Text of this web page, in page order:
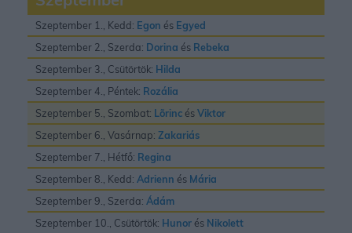
Szeptember 1., Kedd: Egon és Egyed
Szeptember 2., Szerda: Dorina és Rebeka
Szeptember 3., Csütörtök: Hilda
Szeptember 4., Péntek: Rozália
Szeptember 5., Szombat: Lõrinc ésViktor
Szeptember 6., Vasárnap: Zakariás
Szeptember 7., Hétfő: Regina
Szeptember 8., Kedd: Adrienn és Mária
Szeptember 9., Szerda: Ádám
Szeptember 10., Csütörtök: Hunor és Nikolett